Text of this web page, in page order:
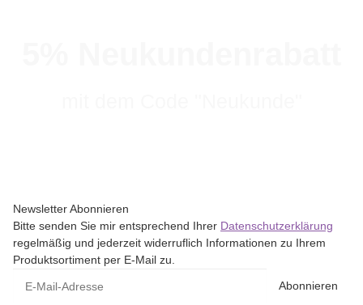
Newsletter Abonnieren
Bitte senden Sie mir entsprechend Ihrer Datenschutzerklärung
regelmäßig und jederzeit widerruflich Informationen zu Ihrem
Produktsortiment per E-Mail zu.
Abonnieren